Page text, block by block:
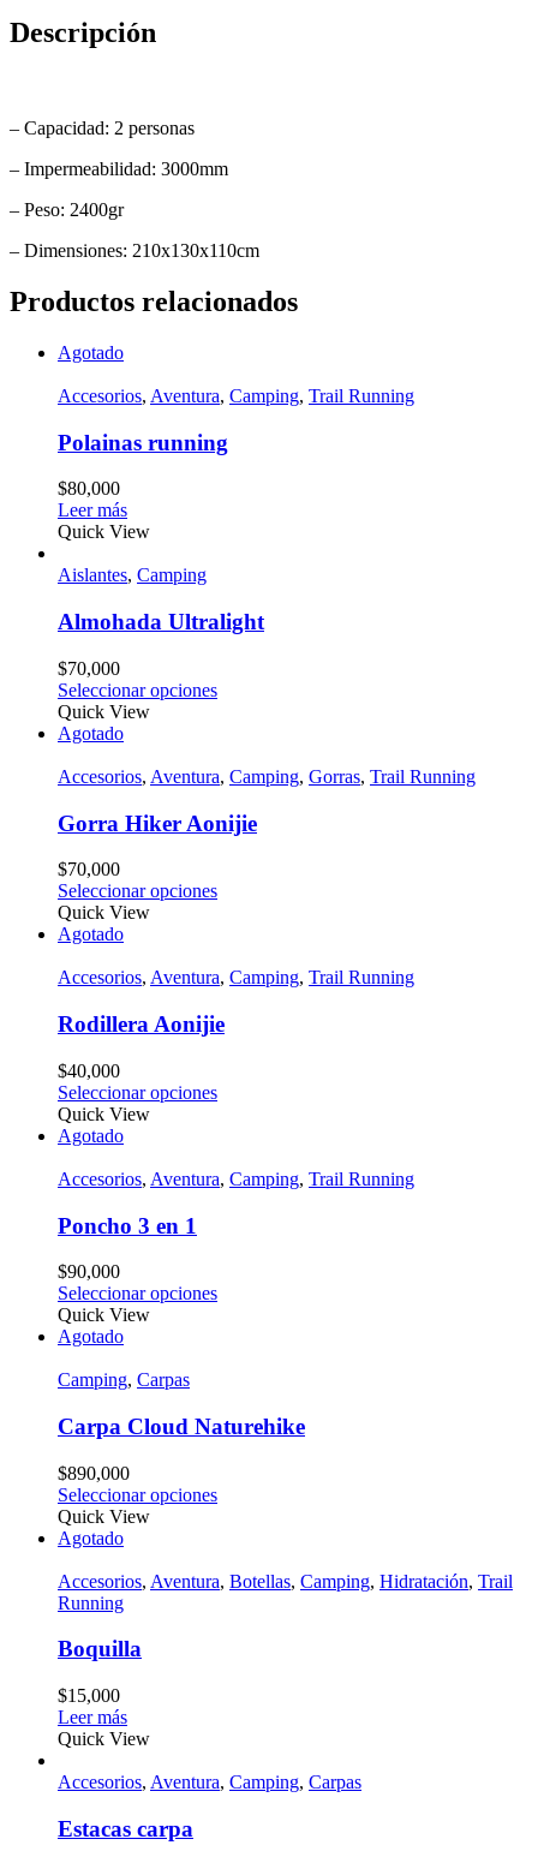
Descripción
– Capacidad: 2 personas
– Impermeabilidad: 3000mm
– Peso: 2400gr
– Dimensiones: 210x130x110cm
Productos relacionados
Agotado
Accesorios, Aventura, Camping, Trail Running
Polainas running
$80,000
Leer más
Quick View
Aislantes, Camping
Almohada Ultralight
$70,000
Seleccionar opciones
Quick View
Agotado
Accesorios, Aventura, Camping, Gorras, Trail Running
Gorra Hiker Aonijie
$70,000
Seleccionar opciones
Quick View
Agotado
Accesorios, Aventura, Camping, Trail Running
Rodillera Aonijie
$40,000
Seleccionar opciones
Quick View
Agotado
Accesorios, Aventura, Camping, Trail Running
Poncho 3 en 1
$90,000
Seleccionar opciones
Quick View
Agotado
Camping, Carpas
Carpa Cloud Naturehike
$890,000
Seleccionar opciones
Quick View
Agotado
Accesorios, Aventura, Botellas, Camping, Hidratación, Trail
Running
Boquilla
$15,000
Leer más
Quick View
Accesorios, Aventura, Camping, Carpas
Estacas carpa